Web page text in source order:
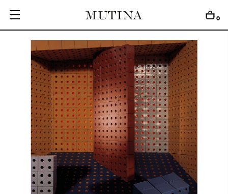
0
O LLE CTIONS
I T ONS
ETINSPI RED
ESIGNERS
URNA